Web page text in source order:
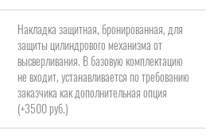
Накладка защитная, бронированная, для
защиты цилиндрового механизма от
высверливания. В базовую комплектацию
не входит, устанавливается по требованию
заказчика как дополнительная опция
(+3500 руб.)